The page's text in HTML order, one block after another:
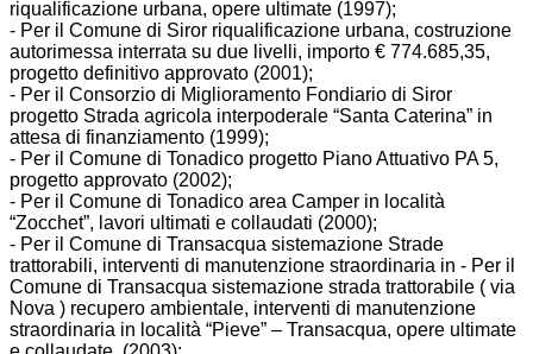
riqualificazione urbana, opere ultimate (1997);
- Per il Comune di Siror riqualificazione urbana, costruzione
autorimessa interrata su due livelli, importo € 774.685,35,
progetto definitivo approvato (2001);
- Per il Consorzio di Miglioramento Fondiario di Siror
progetto Strada agricola interpoderale “Santa Caterina” in
attesa di finanziamento (1999);
- Per il Comune di Tonadico progetto Piano Attuativo PA 5,
progetto approvato (2002);
- Per il Comune di Tonadico area Camper in località
“Zocchet”, lavori ultimati e collaudati (2000);
- Per il Comune di Transacqua sistemazione Strade
trattorabili, interventi di manutenzione straordinaria in - Per il
Comune di Transacqua sistemazione strada trattorabile ( via
Nova ) recupero ambientale, interventi di manutenzione
straordinaria in località “Pieve” – Transacqua, opere ultimate